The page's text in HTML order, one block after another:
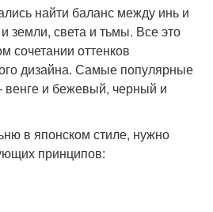
найти баланс между инь и
земли, света и тьмы. Все это
сочетании оттенков
дизайна. Самые популярные
и бежевый, черный и
в японском стиле, нужно
принципов: